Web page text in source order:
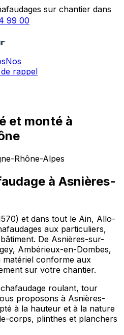
sur chantier dans
99 00
Nos
rappel
et monté à
Rhône-Alpes
à Asnières-
et dans tout le Ain, Allo-
aux particuliers,
De Asnières-sur-
Ambérieux-en-Dombes,
conforme aux
sur votre chantier.
roulant, tour
proposons à Asnières-
à la hauteur et à la nature
corps, plinthes et planchers